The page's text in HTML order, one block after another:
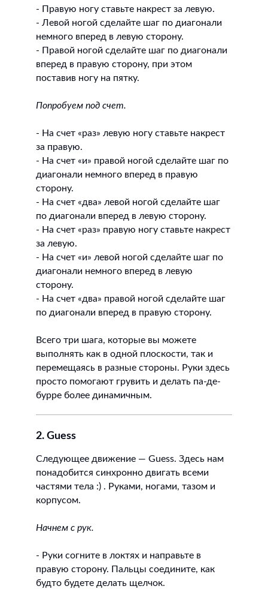
- Правую ногу ставьте накрест за левую.
- Левой ногой сделайте шаг по диагонали
немного вперед в левую сторону.
- Правой ногой сделайте шаг по диагонали
вперед в правую сторону, при этом
поставив ногу на пятку.
Попробуем под счет.
- На счет «раз» левую ногу ставьте накрест
за правую.
- На счет «и» правой ногой сделайте шаг по
диагонали немного вперед в правую
сторону.
- На счет «два» левой ногой сделайте шаг
по диагонали вперед в левую сторону.
- На счет «раз» правую ногу ставьте накрест
за левую.
- На счет «и» левой ногой сделайте шаг по
диагонали немного вперед в левую
сторону.
- На счет «два» правой ногой сделайте шаг
по диагонали вперед в правую сторону.
Всего три шага, которые вы можете
выполнять как в одной плоскости, так и
перемещаясь в разные стороны. Руки здесь
просто помогают грувить и делать па-де-
бурре более динамичным.
2. Guess
Следующее движение — Guess. Здесь нам
понадобится синхронно двигать всеми
частями тела :) . Руками, ногами, тазом и
корпусом.
Начнем с рук.
- Руки согните в локтях и направьте в
правую сторону. Пальцы соедините, как
будто будете делать щелчок.